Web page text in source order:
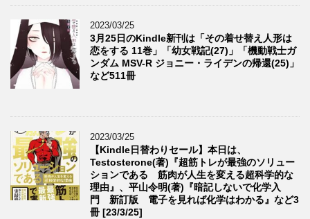
2023/03/25
3月25日のKindle新刊は「その着せ替え人形は
恋をする 11巻」「幼女戦記(27)」「機動戦士ガ
ンダム MSV-R ジョニー・ライデンの帰還(25)」
など511冊
2023/03/25
【Kindle日替わりセール】本日は、
Testosterone(著)『超筋トレが最強のソリュー
ションである 筋肉が人生を変える超科学的な
理由』、平山令明(著)『暗記しないで化学入
門 新訂版 電子を見れば化学はわかる』など3
冊 [23/3/25]